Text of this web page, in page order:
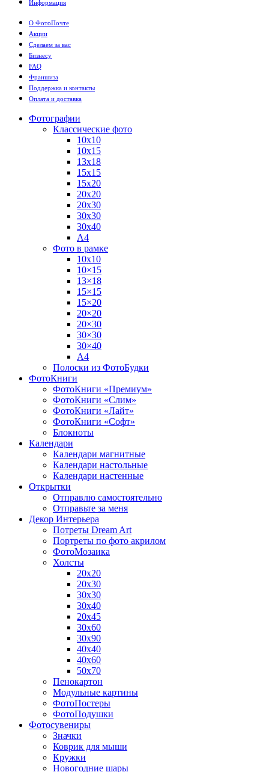
Информация
О ФотоПочте
Акции
Сделаем за вас
Бизнесу
FAQ
Франшиза
Поддержка и контакты
Оплата и доставка
Фотографии
Классические фото
10х10
10х15
13х18
15х15
15х20
20х20
20х30
30х30
30х40
А4
Фото в рамке
10х10
10×15
13×18
15×15
15×20
20×20
20×30
30×30
30×40
A4
Полоски из ФотоБудки
ФотоКниги
ФотоКниги «Премиум»
ФотоКниги «Слим»
ФотоКниги «Лайт»
ФотоКниги «Софт»
Блокноты
Календари
Календари магнитные
Календари настольные
Календари настенные
Открытки
Отправлю самостоятельно
Отправьте за меня
Декор Интерьера
Потреты Dream Art
Портреты по фото акрилом
ФотоМозаика
Холсты
20х20
20х30
30х30
30х40
20х45
30х60
30х90
40х40
40х60
50х70
Пенокартон
Модульные картины
ФотоПостеры
ФотоПодушки
Фотоcувениры
Значки
Коврик для мыши
Кружки
Новогодние шары